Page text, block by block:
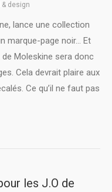
& design
lance une collection
marque-page noir… Et
Moleskine sera donc
Cela devrait plaire aux
Ce qu’il ne faut pas
les J.O de